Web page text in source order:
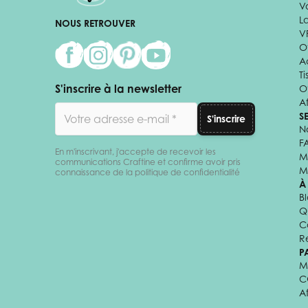
NOUS RETROUVER
S'inscrire à la newsletter
S'inscrire
En m'inscrivant, j'accepte de recevoir les
communications Craftine et confirme avoir pris
connaissance de la politique de confidentialité
À